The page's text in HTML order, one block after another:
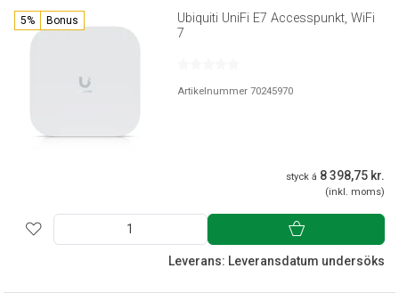
5% Bonus
Ubiquiti UniFi E7 Accesspunkt, WiFi
7
Artikelnummer 70245970
styck á 8 398,75 kr.
(inkl. moms)
Leverans: Leveransdatum undersöks